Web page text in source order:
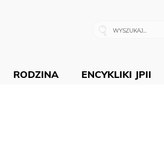
RODZINA ENCYKLIKI JPII